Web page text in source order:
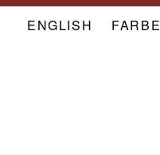
ENGLISH FARBE